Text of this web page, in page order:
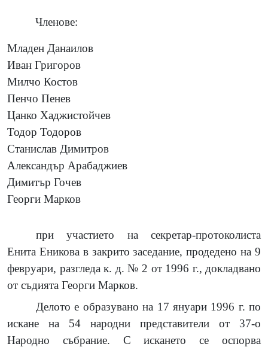
Членове:
Младен Данаилов
Иван Григоров
Милчо Костов
Пенчо Пенев
Цанко Хаджистойчев
Тодор Тодоров
Станислав Димитров
Александър Арабаджиев
Димитър Гочев
Георги Марков
при участието на секретар-протоколиста
Енита Еникова в закрито заседание, продедено на 9
февруари, разгледа к. д. № 2 от 1996 г., докладвано
от съдията Георги Марков.
Делото е образувано на 17 януари 1996 г. по
искане на 54 народни представители от 37-о
Народно събрание. С искането се оспорва